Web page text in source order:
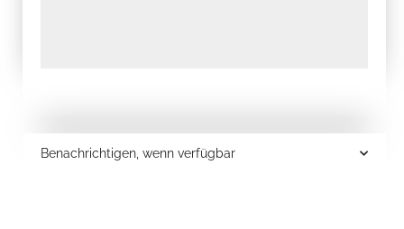
Benachrichtigen, wenn verfügbar